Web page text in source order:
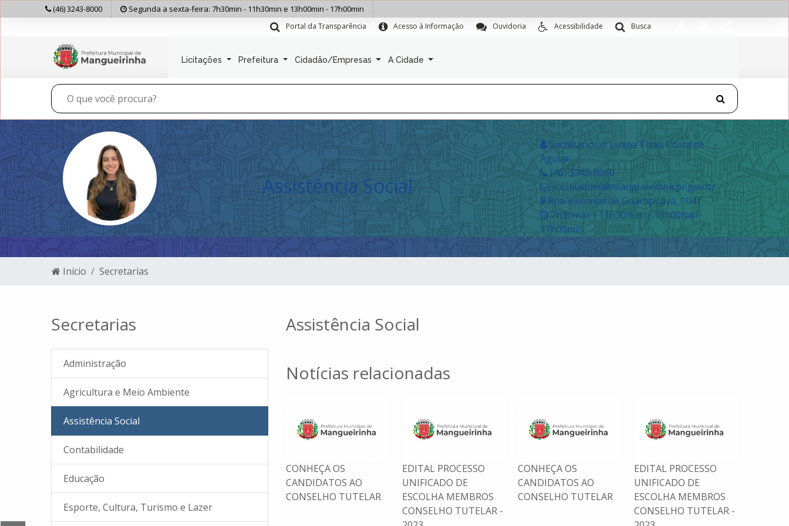
(46) 3243-8000 Segunda a sexta-feira: 7h30min - 11h30min e 13h00min - 17h00min
Busca
Acessibilidade
Ouvidoria
Acesso à Informação
Portal da Transparência
Licitações Prefeitura Cidadão/Empresas A Cidade
Assistência Social
Secretario(a): Luana Thais Costa de
Aguiar
(46) 3243-8060
socialadmin@mangueirinha.pr.gov.br
Rua Visconde de Guarapuava, 1041
7h30min. - 11h30min. | 13h00min -
17h00min
Início Secretarias
Secretarias
Administração
Agricultura e Meio Ambiente
Assistência Social
Contabilidade
Educação
Esporte, Cultura, Turismo e Lazer
Assistência Social
Notícias relacionadas
CONHEÇA OS
CANDIDATOS AO
CONSELHO TUTELAR
EDITAL PROCESSO
ESCOLHA MEMBROS
CONSELHO TUTELAR -
CONHEÇA OS
CANDIDATOS AO
CONSELHO TUTELAR
EDITAL PROCESSO
UNIFICADO DE
ESCOLHA MEMBROS
CONSELHO TUTELAR -
CONHEÇA OS
CANDIDATOS AO
CONSELHO TUTELAR
EDITAL PROCESSO
UNIFICADO DE
ESCOLHA MEMBROS
CONSELHO TUTELAR -